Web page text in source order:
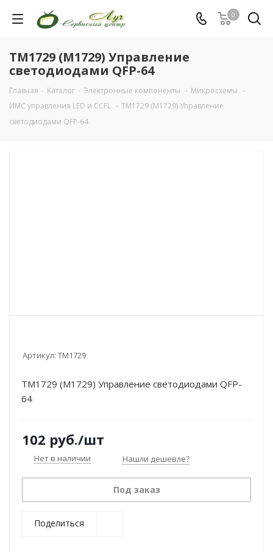
0
TM1729 (M1729) Управление
светодиодами QFP-64
Главная - Каталог - Электронные компоненты - Микросхемы -
ИМС управления LED и CCFL - TM1729 (M1729) Управление
светодиодами QFP-64
Артикул: TM1729
TM1729 (M1729) Управление светодиодами QFP-
64
102 руб./шт
Нет в наличии Нашли дешевле?
Под заказ
Поделиться